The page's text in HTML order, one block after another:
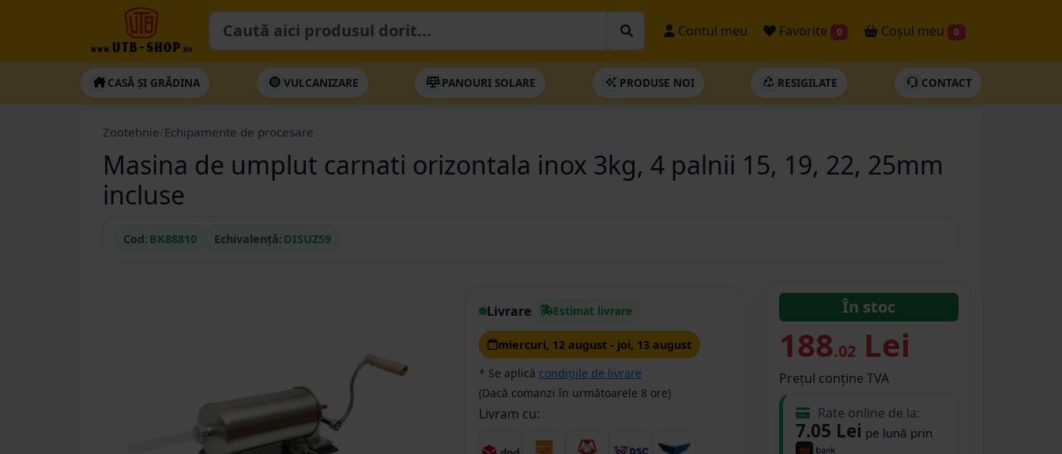
Contul meu Favorite 0 Coșul meu 0
CASĂ ȘI GRĂDINA VULCANIZARE PANOURI SOLARE PRODUSE NOI RESIGILATE CONTACT
Zootehnie Echipamente de procesare
Masina de umplut carnati orizontala inox 3kg, 4 palnii 15, 19, 22, 25mm
incluse
Cod: BK88810 Echivalență: DISUZ59
Livrare Estimat livrare
miercuri, 12 august - joi, 13 august
* Se aplică condițiile de livrare
(Dacă comanzi în următoarele 8 ore)
Livram cu:
În stoc
188.02 Lei
Prețul conține TVA
Rate online de la:
7.05 Lei pe lună prin